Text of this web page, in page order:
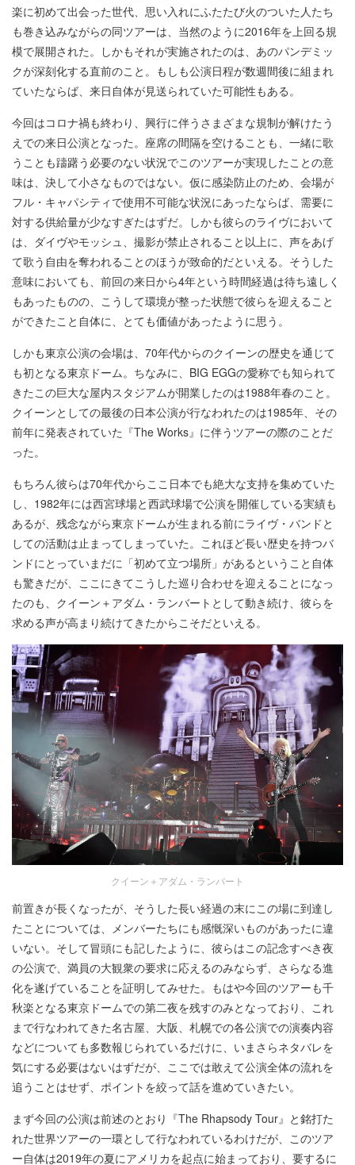
楽に初めて出会った世代、思い入れにふたたび火のついた人たち
も巻き込みながらの同ツアーは、当然のように2016年を上回る規
模で展開された。しかもそれが実施されたのは、あのパンデミッ
クが深刻化する直前のこと。もしも公演日程が数週間後に組まれ
ていたならば、来日自体が見送られていた可能性もある。
今回はコロナ禍も終わり、興行に伴うさまざまな規制が解けたう
えでの来日公演となった。座席の間隔を空けることも、一緒に歌
うことも躊躇う必要のない状況でこのツアーが実現したことの意
味は、決して小さなものではない。仮に感染防止のため、会場が
フル・キャパシティで使用不可能な状況にあったならば、需要に
対する供給量が少なすぎたはずだ。しかも彼らのライヴにおいて
は、ダイヴやモッシュ、撮影が禁止されること以上に、声をあげ
て歌う自由を奪われることのほうが致命的だといえる。そうした
意味においても、前回の来日から4年という時間経過は待ち遠しく
もあったものの、こうして環境が整った状態で彼らを迎えること
ができたこと自体に、とても価値があったように思う。
しかも東京公演の会場は、70年代からのクイーンの歴史を通じて
も初となる東京ドーム。ちなみに、BIG EGGの愛称でも知られて
きたこの巨大な屋内スタジアムが開業したのは1988年春のこと。
クイーンとしての最後の日本公演が行なわれたのは1985年、その
前年に発表されていた『The Works』に伴うツアーの際のことだ
った。
もちろん彼らは70年代からここ日本でも絶大な支持を集めていた
し、1982年には西宮球場と西武球場で公演を開催している実績も
あるが、残念ながら東京ドームが生まれる前にライヴ・バンドと
しての活動は止まってしまっていた。これほど長い歴史を持つバ
ンドにとっていまだに「初めて立つ場所」があるということ自体
も驚きだが、ここにきてこうした巡り合わせを迎えることになっ
たのも、クイーン＋アダム・ランバートとして動き続け、彼らを
求める声が高まり続けてきたからこそだといえる。
クイーン＋アダム・ランバート
前置きが長くなったが、そうした長い経過の末にこの場に到達し
たことについては、メンバーたちにも感慨深いものがあったに違
いない。そして冒頭にも記したように、彼らはこの記念すべき夜
の公演で、満員の大観衆の要求に応えるのみならず、さらなる進
化を遂げていることを証明してみせた。もはや今回のツアーも千
秋楽となる東京ドームでの第二夜を残すのみとなっており、これ
まで行なわれてきた名古屋、大阪、札幌での各公演での演奏内容
などについても多数報じられているだけに、いまさらネタバレを
気にする必要はないはずだが、ここでは敢えて公演全体の流れを
追うことはせず、ポイントを絞って話を進めていきたい。
まず今回の公演は前述のとおり『The Rhapsody Tour』と銘打た
れた世界ツアーの一環として行なわれているわけだが、このツア
ー自体は2019年の夏にアメリカを起点に始まっており、要するに